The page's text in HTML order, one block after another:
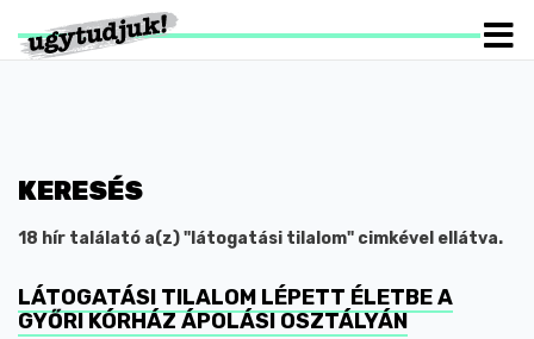
KERESÉS
18 hír találató a(z) "látogatási tilalom" cimkével ellátva.
LÁTOGATÁSI TILALOM LÉPETT ÉLETBE A
GYŐRI KÓRHÁZ ÁPOLÁSI OSZTÁLYÁN